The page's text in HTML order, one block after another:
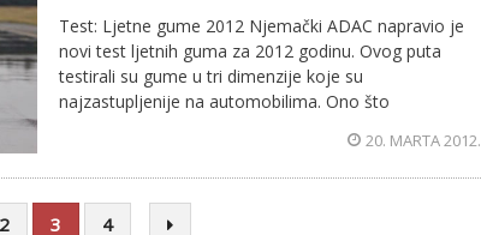
Test: Ljetne gume 2012 Njemački ADAC napravio je
novi test ljetnih guma za 2012 godinu. Ovog puta
testirali su gume u tri dimenzije koje su
najzastupljenije na automobilima. Ono što
20. MARTA 2012.
3 4